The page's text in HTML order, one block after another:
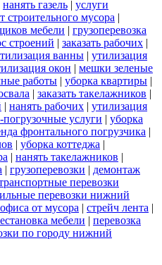
нанять газель | услуги
строительного мусора |
мебели | грузоперевозка
строений | заказать рабочих |
ванны | утилизация
окон | мешки зеленые
работы | уборка квартиры |
| заказать такелажников |
| нанять рабочих | утилизация
погрузочные услуги | уборка
фронтального погрузчика |
| уборка коттеджа |
| нанять такелажников |
| грузоперевозки | демонтаж
перевозки
перевозки нижний
от мусора | стрейч лента |
мебели | перевозка
по городу нижний